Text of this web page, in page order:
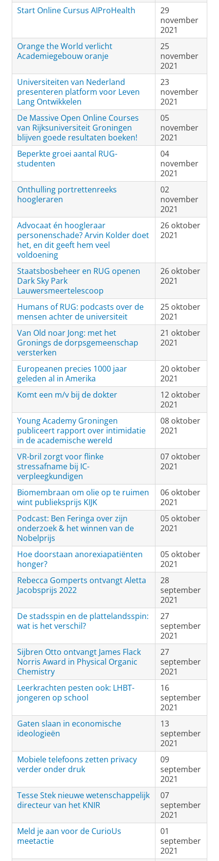
Start Online Cursus AIProHealth
29
november
2021
Orange the World verlicht
Academiegebouw oranje
25
november
2021
Universiteiten van Nederland
presenteren platform voor Leven
Lang Ontwikkelen
23
november
2021
De Massive Open Online Courses
van Rijksuniversiteit Groningen
blijven goede resultaten boeken!
05
november
2021
Beperkte groei aantal RUG-
studenten
04
november
2021
Onthulling portrettenreeks
hoogleraren
02
november
2021
Advocaat én hoogleraar
personenschade? Arvin Kolder doet
het, en dit geeft hem veel
voldoening
26 oktober
2021
Staatsbosbeheer en RUG openen
Dark Sky Park
Lauwersmeertelescoop
26 oktober
2021
Humans of RUG: podcasts over de
mensen achter de universiteit
25 oktober
2021
Van Old noar Jong: met het
Gronings de dorpsgemeenschap
versterken
21 oktober
2021
Europeanen precies 1000 jaar
geleden al in Amerika
20 oktober
2021
Komt een m/v bij de dokter
12 oktober
2021
Young Academy Groningen
publiceert rapport over intimidatie
in de academische wereld
08 oktober
2021
VR-bril zorgt voor flinke
stressafname bij IC-
verpleegkundigen
07 oktober
2021
Biomembraan om olie op te ruimen
wint publieksprijs KIJK
06 oktober
2021
Podcast: Ben Feringa over zijn
onderzoek & het winnen van de
Nobelprijs
05 oktober
2021
Hoe doorstaan anorexiapatiënten
honger?
05 oktober
2021
Rebecca Gomperts ontvangt Aletta
Jacobsprijs 2022
28
september
2021
De stadsspin en de plattelandsspin:
wat is het verschil?
27
september
2021
Sijbren Otto ontvangt James Flack
Norris Award in Physical Organic
Chemistry
27
september
2021
Leerkrachten pesten ook: LHBT-
jongeren op school
16
september
2021
Gaten slaan in economische
ideologieën
13
september
2021
Mobiele telefoons zetten privacy
verder onder druk
09
september
2021
Tesse Stek nieuwe wetenschappelijk
directeur van het KNIR
07
september
2021
Meld je aan voor de CurioUs
meetactie
01
september
2021